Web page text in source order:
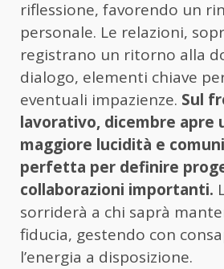
riflessione, favorendo un
personale. Le relazioni,
registrano un ritorno alla
dialogo, elementi chiave
eventuali impazienze. Sul
lavorativo, dicembre apre
maggiore lucidità e
perfetta per definire
collaborazioni importanti.
sorriderà a chi saprà
fiducia, gestendo con
l’energia a disposizione.